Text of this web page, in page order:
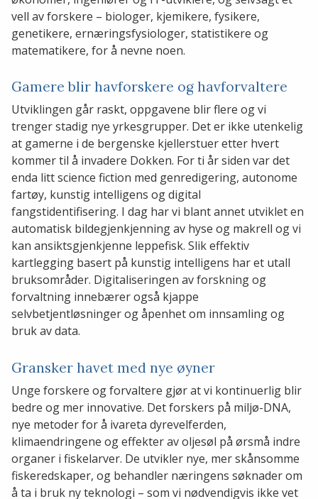
vell av forskere – biologer, kjemikere, fysikere,
genetikere, ernæringsfysiologer, statistikere og
matematikere, for å nevne noen.
Gamere blir havforskere og havforvaltere
Utviklingen går raskt, oppgavene blir flere og vi
trenger stadig nye yrkesgrupper. Det er ikke utenkelig
at gamerne i de bergenske kjellerstuer etter hvert
kommer til å invadere Dokken. For ti år siden var det
enda litt science fiction med genredigering, autonome
fartøy, kunstig intelligens og digital
fangstidentifisering. I dag har vi blant annet utviklet en
automatisk bildegjenkjenning av hyse og makrell og vi
kan ansiktsgjenkjenne leppefisk. Slik effektiv
kartlegging basert på kunstig intelligens har et utall
bruksområder. Digitaliseringen av forskning og
forvaltning innebærer også kjappe
selvbetjentløsninger og åpenhet om innsamling og
bruk av data.
Gransker havet med nye øyner
Unge forskere og forvaltere gjør at vi kontinuerlig blir
bedre og mer innovative. Det forskers på miljø-DNA,
nye metoder for å ivareta dyrevelferden,
klimaendringene og effekter av oljesøl på ørsmå indre
organer i fiskelarver. De utvikler nye, mer skånsomme
fiskeredskaper, og behandler næringens søknader om
å ta i bruk ny teknologi – som vi nødvendigvis ikke vet